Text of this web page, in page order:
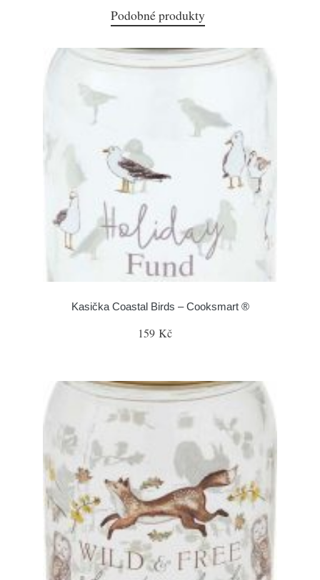
Podobné produkty
Kasička Coastal Birds – Cooksmart ®
159 Kč